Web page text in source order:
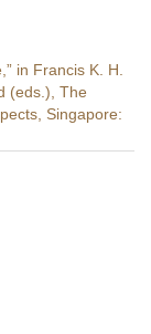
in Francis K. H.
(eds.), The
Singapore: